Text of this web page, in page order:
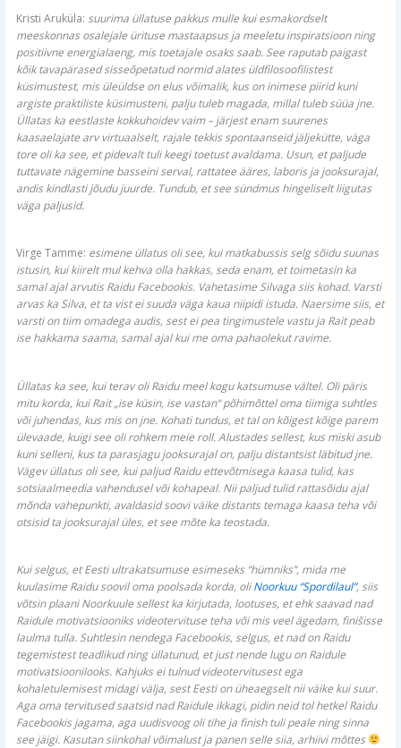
Kristi Aruküla: suurima üllatuse pakkus mulle kui esmakordselt
meeskonnas osalejale ürituse mastaapsus ja meeletu inspiratsioon ning
positiivne energialaeng, mis toetajale osaks saab. See raputab paigast
kõik tavapärased sisseõpetatud normid alates üldfilosoofilistest
küsimustest, mis üleüldse on elus võimalik, kus on inimese piirid kuni
argiste praktiliste küsimusteni, palju tuleb magada, millal tuleb süüa jne.
Üllatas ka eestlaste kokkuhoidev vaim – järjest enam suurenes
kaasaelajate arv virtuaalselt, rajale tekkis spontaanseid jäljekütte, väga
tore oli ka see, et pidevalt tuli keegi toetust avaldama. Usun, et paljude
tuttavate nägemine basseini serval, rattatee ääres, laboris ja jooksurajal,
andis kindlasti jõudu juurde. Tundub, et see sündmus hingeliselt liigutas
väga paljusid.
Virge Tamme: esimene üllatus oli see, kui matkabussis selg sõidu suunas
istusin, kui kiirelt mul kehva olla hakkas, seda enam, et toimetasin ka
samal ajal arvutis Raidu Facebookis. Vahetasime Silvaga siis kohad. Varsti
arvas ka Silva, et ta vist ei suuda väga kaua niipidi istuda. Naersime siis, et
varsti on tiim omadega audis, sest ei pea tingimustele vastu ja Rait peab
ise hakkama saama, samal ajal kui me oma pahaolekut ravime.
Üllatas ka see, kui terav oli Raidu meel kogu katsumuse vältel. Oli päris
mitu korda, kui Rait „ise küsin, ise vastan“ põhimõttel oma tiimiga suhtles
või juhendas, kus mis on jne. Kohati tundus, et tal on kõigest kõige parem
ülevaade, kuigi see oli rohkem meie roll. Alustades sellest, kus miski asub
kuni selleni, kus ta parasjagu jooksurajal on, palju distantsist läbitud jne.
Vägev üllatus oli see, kui paljud Raidu ettevõtmisega kaasa tulid, kas
sotsiaalmeedia vahendusel või kohapeal. Nii paljud tulid rattasõidu ajal
mõnda vahepunkti, avaldasid soovi väike distants temaga kaasa teha või
otsisid ta jooksurajal üles, et see mõte ka teostada.
Kui selgus, et Eesti ultrakatsumuse esimeseks “hümniks”, mida me
kuulasime Raidu soovil oma poolsada korda, oliNoorkuu “Spordilaul”, siis
võtsin plaani Noorkuule sellest ka kirjutada, lootuses, et ehk saavad nad
Raidule motivatsiooniks videotervituse teha või mis veel ägedam, finišisse
laulma tulla. Suhtlesin nendega Facebookis, selgus, et nad on Raidu
tegemistest teadlikud ning üllatunud, et just nende lugu on Raidule
motivatsioonilooks. Kahjuks ei tulnud videotervitusest ega
kohaletulemisest midagi välja, sest Eesti on üheaegselt nii väike kui suur.
Aga oma tervitused saatsid nad Raidule ikkagi, pidin neid tol hetkel Raidu
Facebookis jagama, aga uudisvoog oli tihe ja finish tuli peale ning sinna
see jäigi. Kasutan siinkohal võimalust ja panen selle siia, arhiivi mõttes